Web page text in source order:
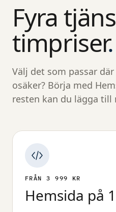
Fyra
timpriser.
Välj det som passar
osäker? Börja med
resten kan du lägga till
FRÅN 3 999 KR
Hemsida på